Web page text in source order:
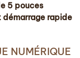
5 pouces
démarrage rapide
NUMÉRIQUE